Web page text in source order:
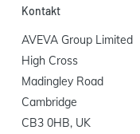
Kontakt
AVEVA Group Limited
High Cross
Madingley Road
Cambridge
CB3 0HB, UK